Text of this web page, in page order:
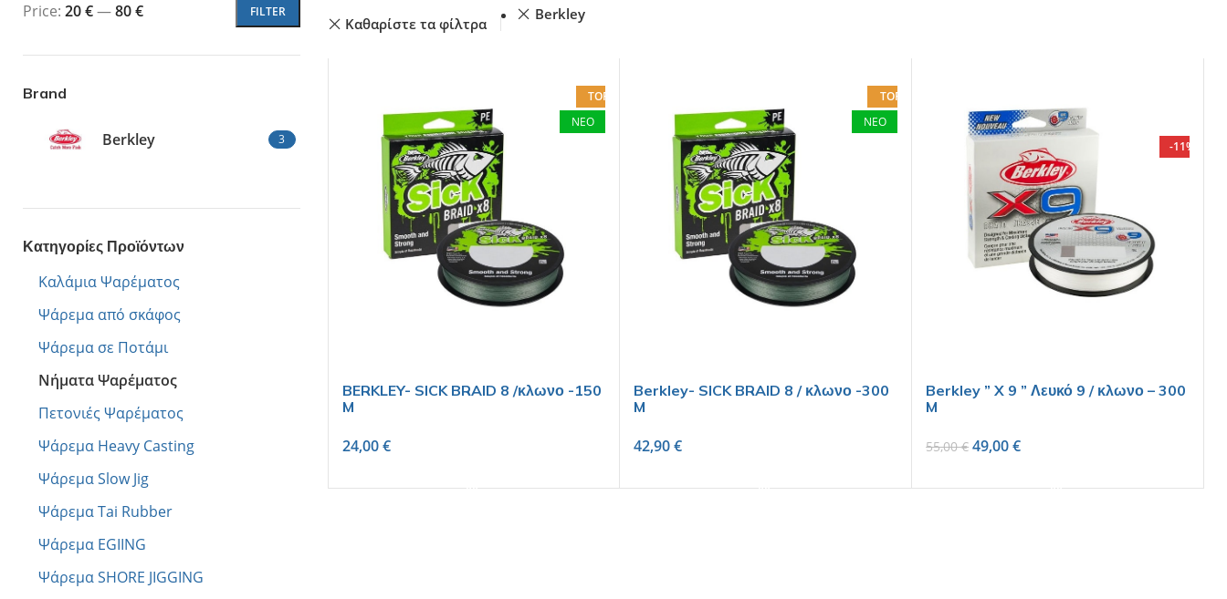
FILTER
Price: 20 €—80 €
Brand
Berkley 3
Κατηγορίες Προϊόντων
Καλάμια Ψαρέματος
Ψάρεμα από σκάφος
Ψάρεμα σε Ποτάμι
Νήματα Ψαρέματος
Πετονιές Ψαρέματος
Ψάρεμα Heavy Casting
Ψάρεμα Slow Jig
Ψάρεμα Tai Rubber
Ψάρεμα EGIING
Ψάρεμα SHORE JIGGING
Καθαρίστε τα φίλτρα
Berkley
TOP
ΝΕΟ
BERKLEY- SICK BRAID 8 /κλωνο -150
M
24,00€
TOP
ΝΕΟ
Berkley- SICK BRAID 8 / κλωνο -300
M
42,90€
-11%
Berkley ” X 9 ” Λευκό 9 / κλωνο – 300
M
55,00€ 49,00€